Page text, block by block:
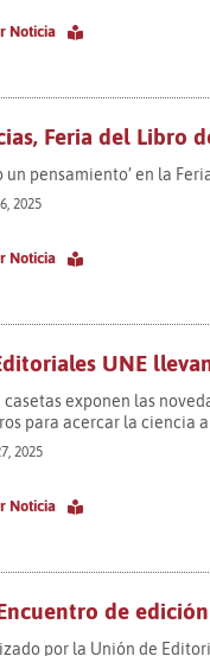
Noticia
Feria del Libro
un pensamiento’ en la
2025
Noticia
UNE
casetas exponen las
para acercar la ciencia
2025
Noticia
de
por la Unión de